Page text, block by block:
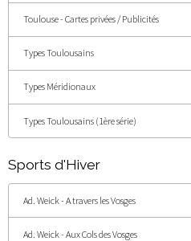
Toulouse - Cartes privées / Publicités
Types Toulousains
Types Méridionaux
Types Toulousains (1ère série)
Sports d'Hiver
Ad. Weick - A travers les Vosges
Ad. Weick - Aux Cols des Vosges